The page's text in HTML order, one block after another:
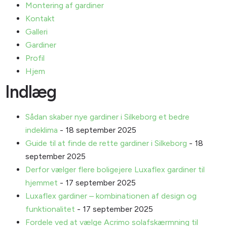
Montering af gardiner
Kontakt
Galleri
Gardiner
Profil
Hjem
Indlæg
Sådan skaber nye gardiner i Silkeborg et bedre
indeklima - 18 september 2025
Guide til at finde de rette gardiner i Silkeborg - 18
september 2025
Derfor vælger flere boligejere Luxaflex gardiner til
hjemmet - 17 september 2025
Luxaflex gardiner – kombinationen af design og
funktionalitet - 17 september 2025
Fordele ved at vælge Acrimo solafskærmning til